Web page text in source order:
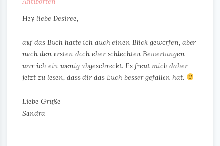
Hey liebe Desiree,
auf das Buch hatte ich auch einen Blick geworfen, aber
nach den ersten doch eher schlechten Bewertungen
war ich ein wenig abgeschreckt. Es freut mich daher
jetzt zu lesen, dass dir das Buch besser gefallen hat.
Liebe Grüße
Sandra